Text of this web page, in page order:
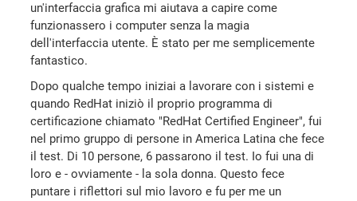
un'interfaccia grafica mi aiutava a capire come
funzionassero i computer senza la magia
dell'interfaccia utente. È stato per me semplicemente
fantastico.
Dopo qualche tempo iniziai a lavorare con i sistemi e
quando RedHat iniziò il proprio programma di
certificazione chiamato "RedHat Certified Engineer", fui
nel primo gruppo di persone in America Latina che fece
il test. Di 10 persone, 6 passarono il test. Io fui una di
loro e - ovviamente - la sola donna. Questo fece
puntare i riflettori sul mio lavoro e fu per me un